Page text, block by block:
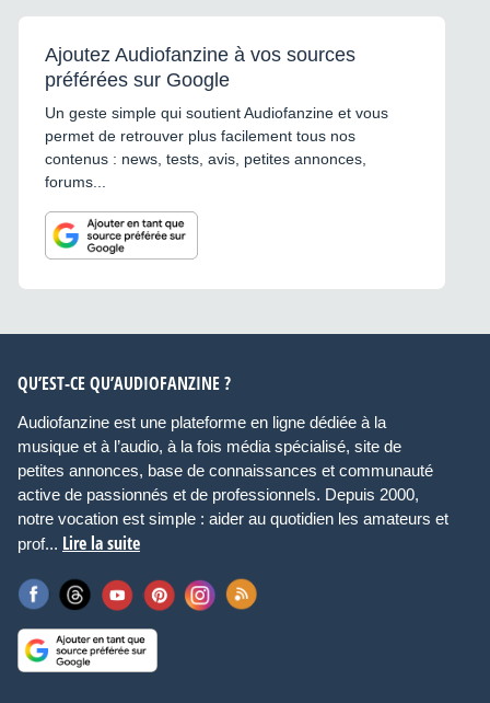
Ajoutez Audiofanzine à vos sources
préférées sur Google
Un geste simple qui soutient Audiofanzine et vous
permet de retrouver plus facilement tous nos
contenus : news, tests, avis, petites annonces,
forums...
QU’EST-CE QU’AUDIOFANZINE ?
Audiofanzine est une plateforme en ligne dédiée à la
musique et à l’audio, à la fois média spécialisé, site de
petites annonces, base de connaissances et communauté
active de passionnés et de professionnels. Depuis 2000,
notre vocation est simple : aider au quotidien les amateurs et
prof... Lire la suite